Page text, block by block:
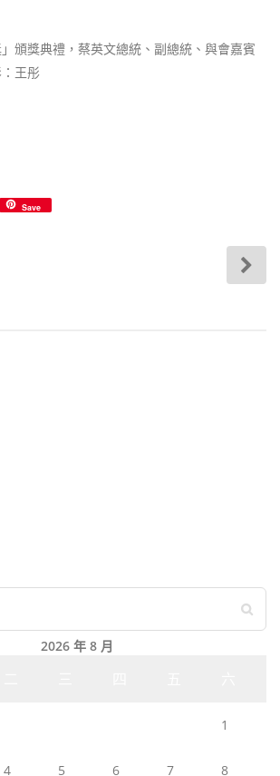
頒獎典禮，蔡英文總統、副總統、與會嘉賓
王彤
Save
2026 年 8 月
1
4 5 6 7 8